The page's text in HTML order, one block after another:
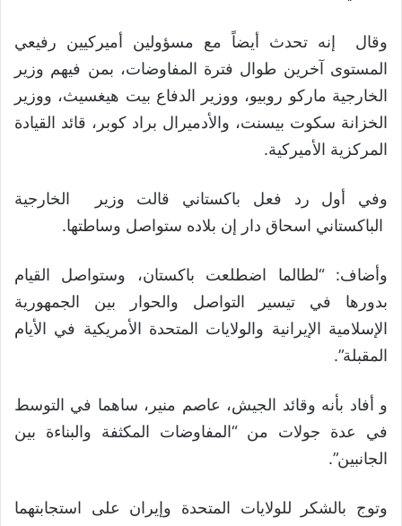
وقال إنه تحدث أيضاً مع مسؤولين أميركيين رفيعي
المستوى آخرين طوال فترة المفاوضات، بمن فيهم وزير
الخارجية ماركو روبيو، ووزير الدفاع بيت هيغسيث، ووزير
الخزانة سكوت بيسنت، والأدميرال براد كوبر، قائد القيادة
المركزية الأميركية.
وفي أول رد فعل باكستاني قالت وزير الخارجية
الباكستاني اسحاق دار إن بلاده ستواصل وساطتها.
وأضاف: “لطالما اضطلعت باكستان، وستواصل القيام
بدورها في تيسير التواصل والحوار بين الجمهورية
الإسلامية الإيرانية والولايات المتحدة الأمريكية في الأيام
المقبلة”.
و أفاد بأنه وقائد الجيش، عاصم منير، ساهما في التوسط
في عدة جولات من “المفاوضات المكثفة والبناءة بين
الجانبين”.
وتوج بالشكر للولايات المتحدة وإيران على استجابتهما